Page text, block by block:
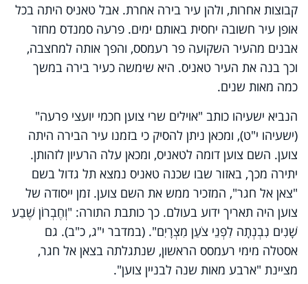
קבוצות אחרות, ולהן עיר בירה אחרת. אבל טאניס היתה בכל
אופן עיר חשובה יחסית באותם ימים. פרעה סמנדס מחזר
אבנים מהעיר השקועה פר רעמסס, והפך אותה למחצבה,
וכך בנה את העיר טאניס. היא שימשה כעיר בירה במשך
כמה מאות שנים.
הנביא ישעיהו כותב "אוילים שרי צוען חכמי יועצי פרעה"
(ישעיהו י"ט), ומכאן ניתן להסיק כי בזמנו עיר הבירה היתה
צוען. השם צוען דומה לטאניס, ומכאן עלה הרעיון לזהותן.
יתירה מכך, באזור שבו שכנה טאניס נמצא תל גדול בשם
"צאן אל חגר", המזכיר ממש את השם צוען. זמן ייסודה של
צוען היה תאריך ידוע בעולם. כך כותבת התורה: "וְחֶבְרוֹן שֶׁבַע
שָׁנִים נִבְנְתָה לִפְנֵי צֹעַן מִצְרָיִם". (במדבר י"ג, כ"ב). גם
אסטלה מימי רעמסס הראשון, שנתגלתה בצאן אל חגר,
מציינת "ארבע מאות שנה לבניין צוען".